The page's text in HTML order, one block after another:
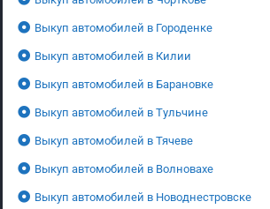
Выкуп автомобилей в Городенке
Выкуп автомобилей в Килии
Выкуп автомобилей в Барановке
Выкуп автомобилей в Тульчине
Выкуп автомобилей в Тячеве
Выкуп автомобилей в Волновахе
Выкуп автомобилей в Новоднестровске